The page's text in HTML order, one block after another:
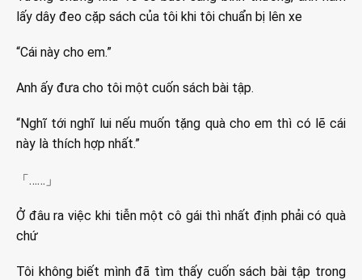
lấy dây đeo cặp sách của tôi khi tôi chuẩn bị lên xe
“Cái này cho em.”
Anh ấy đưa cho tôi một cuốn sách bài tập.
“Nghĩ tới nghĩ lui nếu muốn tặng quà cho em thì có lẽ cái
này là thích hợp nhất.”
「……」
Ở đâu ra việc khi tiễn một cô gái thì nhất định phải có quà
chứ
Tôi không biết mình đã tìm thấy cuốn sách bài tập trong